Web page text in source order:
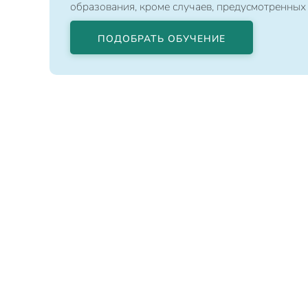
образования, кроме случаев,
ПОДОБРАТЬ ОБУЧЕНИЕ